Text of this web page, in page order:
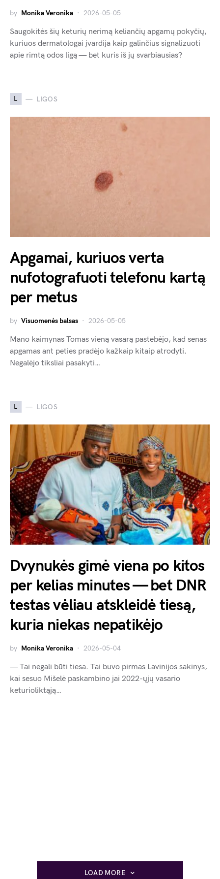
by Monika Veronika 2026-05-05
Saugokitės šių keturių nerimą keliančių apgamų pokyčių,
kuriuos dermatologai įvardija kaip galinčius signalizuoti
apie rimtą odos ligą — bet kuris iš jų svarbiausias?
L LIGOS
Apgamai, kuriuos verta
nufotografuoti telefonu kartą
per metus
by Visuomenės balsas 2026-05-05
Mano kaimynas Tomas vieną vasarą pastebėjo, kad senas
apgamas ant peties pradėjo kažkaip kitaip atrodyti.
Negalėjo tiksliai pasakyti…
L LIGOS
Dvynukės gimė viena po kitos
per kelias minutes — bet DNR
testas vėliau atskleidė tiesą,
kuria niekas nepatikėjo
by Monika Veronika 2026-05-04
— Tai negali būti tiesa. Tai buvo pirmas Lavinijos sakinys,
kai sesuo Mišelė paskambino jai 2022-ųjų vasario
keturioliktąją…
LOAD MORE